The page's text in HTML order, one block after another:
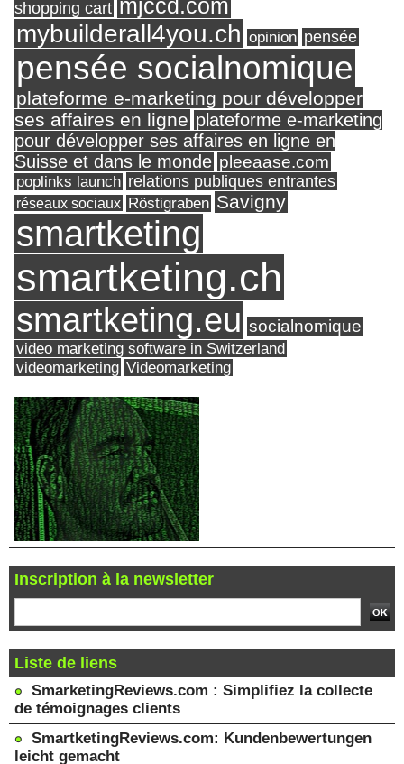
shopping cart mjccd.com
mybuilderall4you.ch opinion pensée
pensée socialnomique
plateforme e-marketing pour développer
ses affaires en ligne plateforme e-marketing
pour développer ses affaires en ligne en
Suisse et dans le monde pleeaase.com
poplinks launch relations publiques entrantes
réseaux sociaux Röstigraben Savigny
smartketing
smartketing.ch
smartketing.eu socialnomique
video marketing software in Switzerland
videomarketing Videomarketing
Inscription à la newsletter
Liste de liens
SmarketingReviews.com : Simplifiez la collecte
de témoignages clients
SmartketingReviews.com: Kundenbewertungen
leicht gemacht